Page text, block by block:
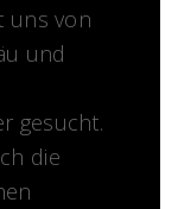
uns von
und
gesucht.
die